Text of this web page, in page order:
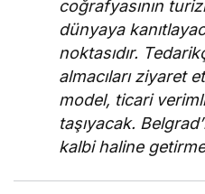
coğrafyasının
dünyaya
noktasıdır.
almacıları ziyaret
model, ticari
taşıyacak.
kalbi haline